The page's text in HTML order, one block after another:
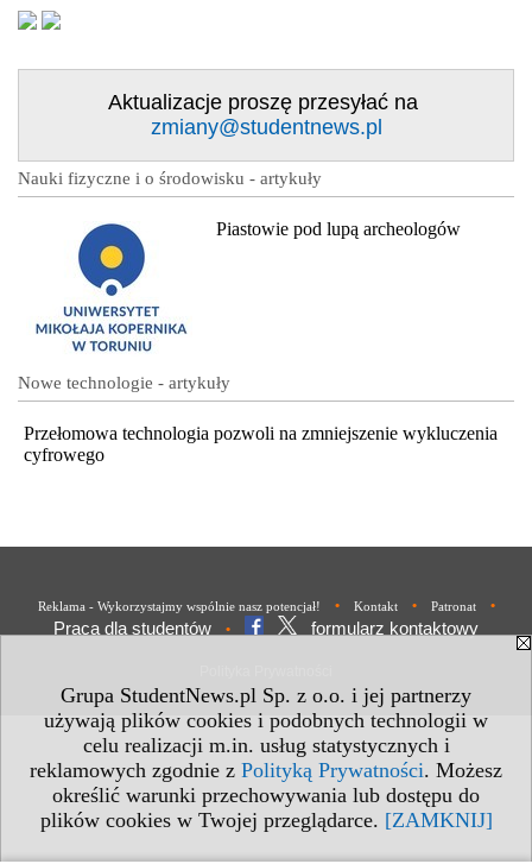
Grupa StudentNews.pl Sp. z o.o. i jej partnerzy
używają plików cookies i podobnych technologii w
celu realizacji m.in. usług statystycznych i
reklamowych zgodnie z Polityką Prywatności. Możesz
określić warunki przechowywania lub dostępu do
plików cookies w Twojej przeglądarce. [ZAMKNIJ]
Aktualizacje proszę przesyłać na
zmiany@studentnews.pl
Nauki fizyczne i o środowisku - artykuły
Piastowie pod lupą archeologów
Nowe technologie - artykuły
Przełomowa technologia pozwoli na zmniejszenie wykluczenia
cyfrowego
Reklama - Wykorzystajmy wspólnie nasz potencjał! • Kontakt • Patronat •
Praca dla studentów • formularz kontaktowy